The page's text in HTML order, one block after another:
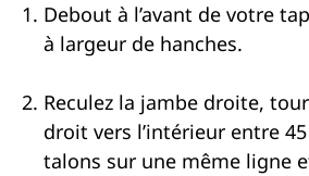
Debout à l’avant de votre
à largeur de hanches.
Reculez la jambe droite,
droit vers l’intérieur entre
talons sur une même ligne